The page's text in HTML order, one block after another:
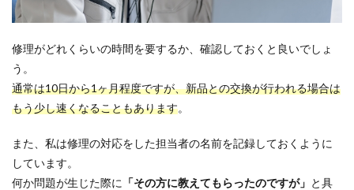
修理がどれくらいの時間を要するか、確認しておくと良いでしょ
う。
通常は10日から1ヶ月程度ですが、新品との交換が行われる場合は
もう少し速くなることもあります。
また、私は修理の対応をした担当者の名前を記録しておくように
しています。
何か問題が生じた際に 「その方に教えてもらったのですが」 と具